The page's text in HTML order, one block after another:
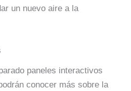
un nuevo aire a la
paneles interactivos
conocer más sobre la